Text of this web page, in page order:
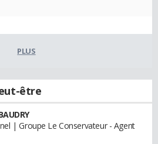
PLUS
être
| Groupe Le Conservateur - Agent